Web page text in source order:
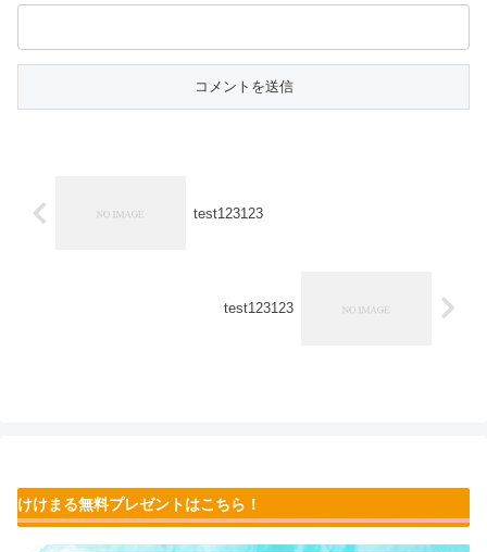
test123123
test123123
けけまる無料プレゼントはこちら！